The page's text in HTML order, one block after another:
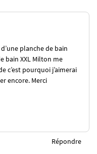
planche de bain
bain XXL Milton me
c’est pourquoi j’aimerai
encore. Merci
Répondre